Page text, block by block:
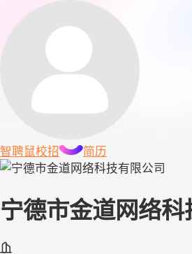
智聘鼠校招 简历
宁德市金道网络科